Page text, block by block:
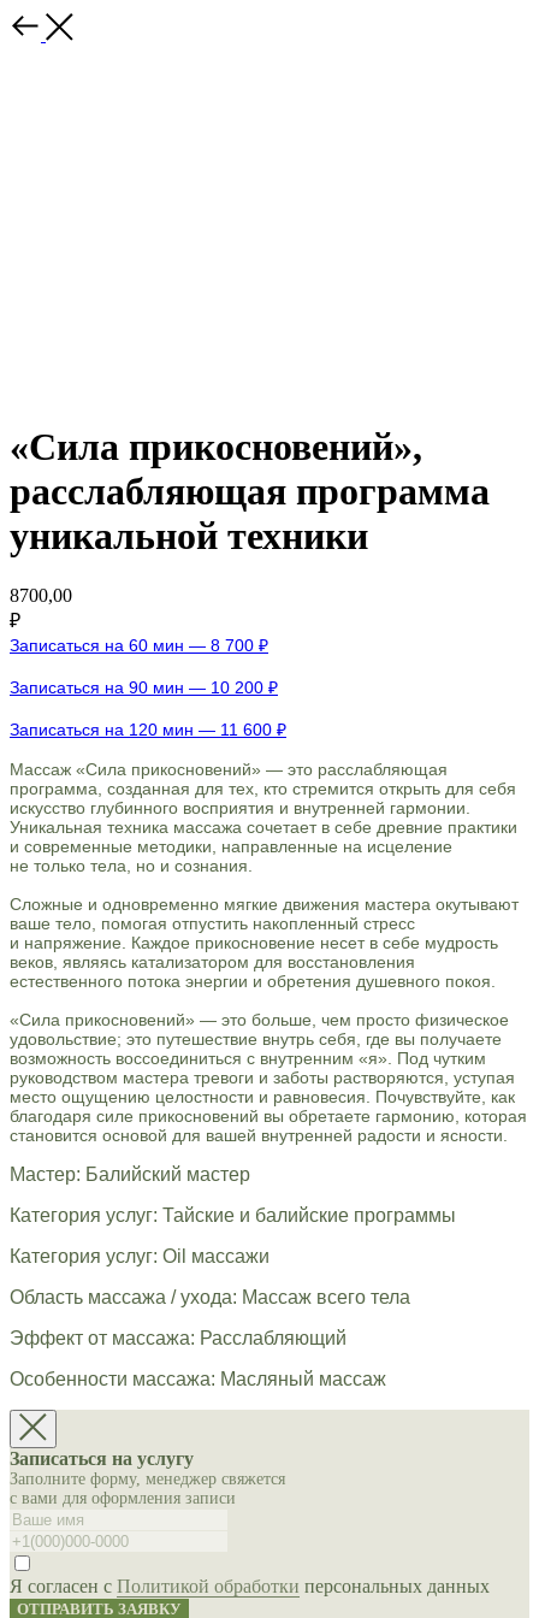
«Сила прикосновений»,
расслабляющая программа
уникальной техники
8700,00
₽
Записаться на 60 мин — 8 700 ₽
Записаться на 90 мин — 10 200 ₽
Записаться на 120 мин — 11 600 ₽
Массаж «Сила прикосновений» — это расслабляющая
программа, созданная для тех, кто стремится открыть для себя
искусство глубинного восприятия и внутренней гармонии.
Уникальная техника массажа сочетает в себе древние практики
и современные методики, направленные на исцеление
не только тела, но и сознания.
Сложные и одновременно мягкие движения мастера окутывают
ваше тело, помогая отпустить накопленный стресс
и напряжение. Каждое прикосновение несет в себе мудрость
веков, являясь катализатором для восстановления
естественного потока энергии и обретения душевного покоя.
«Сила прикосновений» — это больше, чем просто физическое
удовольствие; это путешествие внутрь себя, где вы получаете
возможность воссоединиться с внутренним «я». Под чутким
руководством мастера тревоги и заботы растворяются, уступая
место ощущению целостности и равновесия. Почувствуйте, как
благодаря силе прикосновений вы обретаете гармонию, которая
становится основой для вашей внутренней радости и ясности.
Мастер: Балийский мастер
Категория услуг: Тайские и балийские программы
Категория услуг: Oil массажи
Область массажа / ухода: Массаж всего тела
Эффект от массажа: Расслабляющий
Особенности массажа: Масляный массаж
Записаться на услугу
Заполните форму, менеджер свяжется
с вами для оформления записи
Я согласен с Политикой обработки персональных данных
ОТПРАВИТЬ ЗАЯВКУ